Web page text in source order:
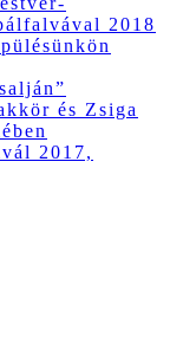
2018
és Zsiga
2017,